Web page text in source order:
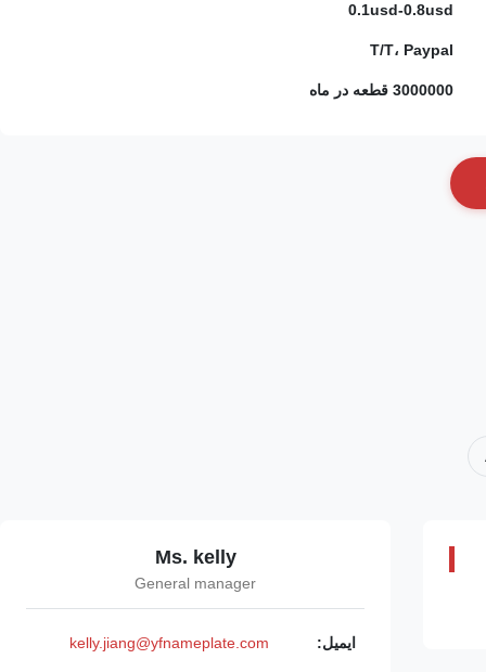
0.1usd-0.8usd
T/T، Paypal
3000000 قطعه در ماه
Ms. kelly
General manager
ایمیل: kelly.jiang@yfnameplate.com